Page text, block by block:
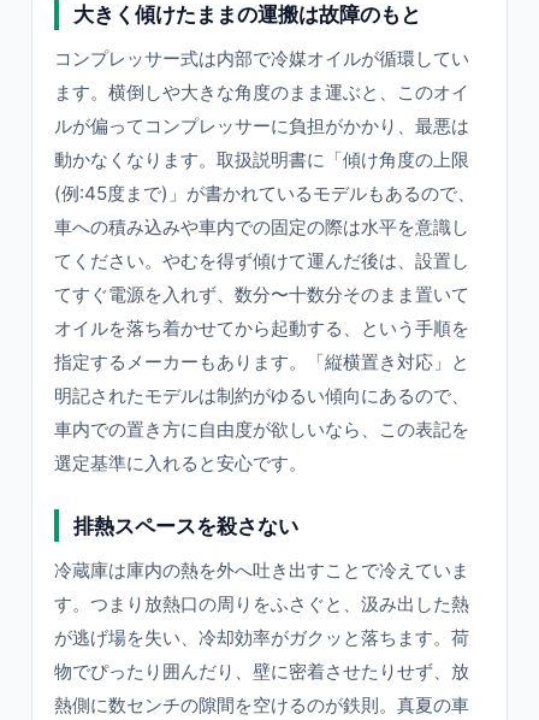
大きく傾けたままの運搬は故障のもと
コンプレッサー式は内部で冷媒オイルが循環してい
ます。横倒しや大きな角度のまま運ぶと、このオイ
ルが偏ってコンプレッサーに負担がかかり、最悪は
動かなくなります。取扱説明書に「傾け角度の上限
(例:45度まで)」が書かれているモデルもあるので、
車への積み込みや車内での固定の際は水平を意識し
てください。やむを得ず傾けて運んだ後は、設置し
てすぐ電源を入れず、数分〜十数分そのまま置いて
オイルを落ち着かせてから起動する、という手順を
指定するメーカーもあります。「縦横置き対応」と
明記されたモデルは制約がゆるい傾向にあるので、
車内での置き方に自由度が欲しいなら、この表記を
選定基準に入れると安心です。
排熱スペースを殺さない
冷蔵庫は庫内の熱を外へ吐き出すことで冷えていま
す。つまり放熱口の周りをふさぐと、汲み出した熱
が逃げ場を失い、冷却効率がガクッと落ちます。荷
物でぴったり囲んだり、壁に密着させたりせず、放
熱側に数センチの隙間を空けるのが鉄則。真夏の車